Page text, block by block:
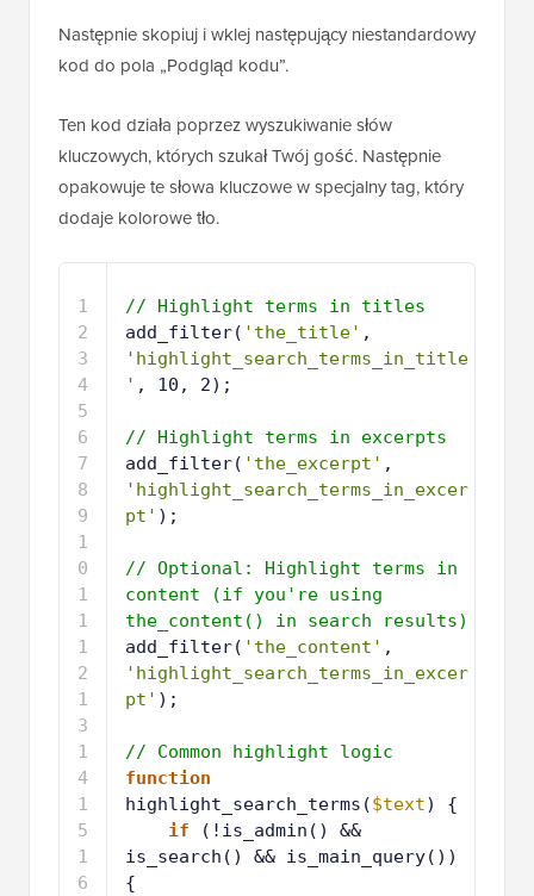
Następnie skopiuj i wklej następujący niestandardowy
kod do pola „Podgląd kodu”.
Ten kod działa poprzez wyszukiwanie słów
kluczowych, których szukał Twój gość. Następnie
opakowuje te słowa kluczowe w specjalny tag, który
dodaje kolorowe tło.
1
2
3
4
5
6
7
8
9
1
0
1
1
1
2
// Highlight terms in titles
add_filter( 'the_title'
'highlight_search_terms_in_title
' , 10, 2);
// Highlight terms in excerpts
add_filter( 'the_excerpt'
'highlight_search_terms_in_excer
pt' );
// Optional: Highlight terms in
content (if you're using
the_content() in search results)
add_filter( 'the_content'
'highlight_search_terms_in_excer
pt' );
// Common highlight logic
function
highlight_search_terms($text) {
if
(!is_admin() &&
is_search() && is_main_query())
{